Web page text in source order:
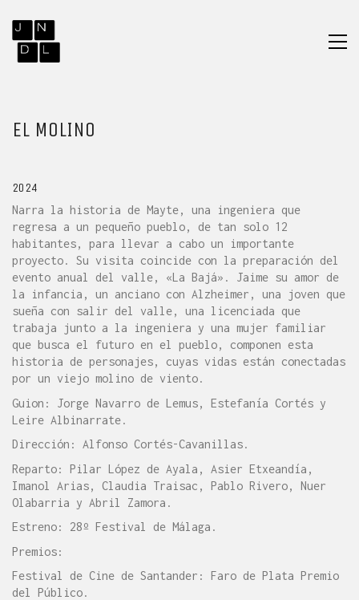
EL MOLINO
2024
Narra la historia de Mayte, una ingeniera que
regresa a un pequeño pueblo, de tan solo 12
habitantes, para llevar a cabo un importante
proyecto. Su visita coincide con la preparación del
evento anual del valle, «La Bajá». Jaime su amor de
la infancia, un anciano con Alzheimer, una joven que
sueña con salir del valle, una licenciada que
trabaja junto a la ingeniera y una mujer familiar
que busca el futuro en el pueblo, componen esta
historia de personajes, cuyas vidas están conectadas
por un viejo molino de viento.
Guion: Jorge Navarro de Lemus, Estefanía Cortés y
Leire Albinarrate.
Dirección: Alfonso Cortés-Cavanillas.
Reparto: Pilar López de Ayala, Asier Etxeandía,
Imanol Arias, Claudia Traisac, Pablo Rivero, Nuer
Olabarria y Abril Zamora.
Estreno: 28º Festival de Málaga.
Premios:
Festival de Cine de Santander: Faro de Plata Premio
del Público.